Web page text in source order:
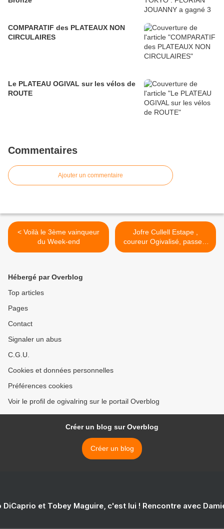
COMPARATIF des PLATEAUX NON
CIRCULAIRES
Le PLATEAU OGIVAL sur les vélos de
ROUTE
Commentaires
Ajouter un commentaire
< Voilà le 3ème vainqueur
du Week-end
Jofre Cullell Estape ,
coureur Ogivalisé, passe...
>
Hébergé par Overblog
Top articles
Pages
Contact
Signaler un abus
C.G.U.
Cookies et données personnelles
Préférences cookies
Voir le profil de ogivalring sur le portail Overblog
Créer un blog sur Overblog
Créer un blog
DiCaprio et Tobey Maguire, c'est lui ! Rencontre avec